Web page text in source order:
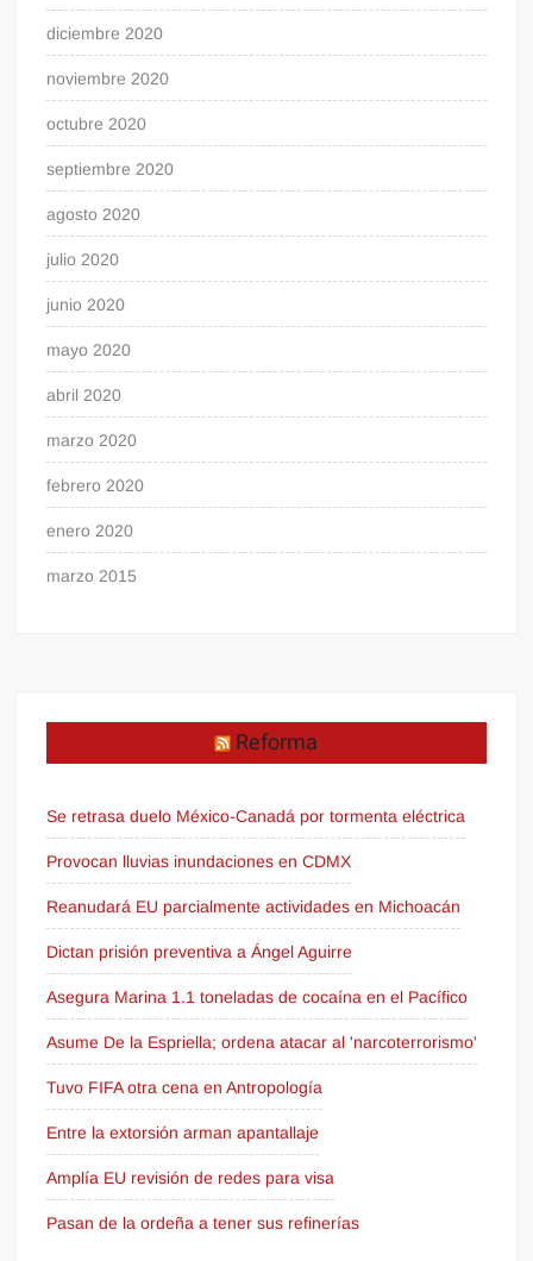
diciembre 2020
noviembre 2020
octubre 2020
septiembre 2020
agosto 2020
julio 2020
junio 2020
mayo 2020
abril 2020
marzo 2020
febrero 2020
enero 2020
marzo 2015
Reforma
Se retrasa duelo México-Canadá por tormenta eléctrica
Provocan lluvias inundaciones en CDMX
Reanudará EU parcialmente actividades en Michoacán
Dictan prisión preventiva a Ángel Aguirre
Asegura Marina 1.1 toneladas de cocaína en el Pacífico
Asume De la Espriella; ordena atacar al 'narcoterrorismo'
Tuvo FIFA otra cena en Antropología
Entre la extorsión arman apantallaje
Amplía EU revisión de redes para visa
Pasan de la ordeña a tener sus refinerías